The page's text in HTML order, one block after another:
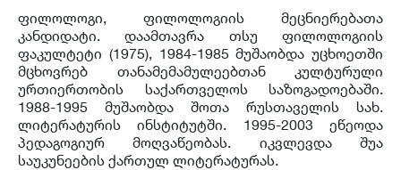
ფილოლოგი, ფილოლოგიის მეცნიერებათა
კანდიდატი. დაამთავრა თსუ ფილოლოგიის
ფაკულტეტი (1975), 1984-1985 მუშაობდა უცხოეთში
მცხოვრებ თანამემამულეებთან კულტურული
ურთიერთობის საქართველოს საზოგადოებაში.
1988-1995 მუშაობდა შოთა რუსთაველის სახ.
ლიტერატურის ინსტიტუტში. 1995-2003 ეწეოდა
პედაგოგიურ მოღვაწეობას. იკვლევდა შუა
საუკუნეების ქართულ ლიტერატურას.